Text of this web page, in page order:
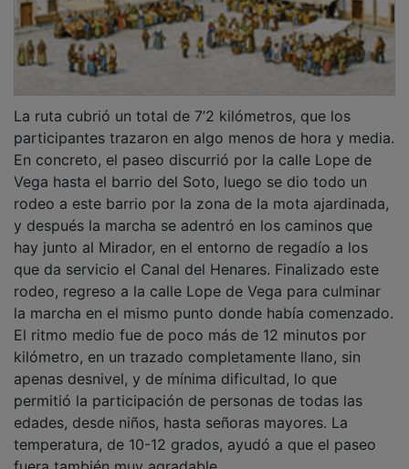
participantes trazaron en algo menos de hora y media.
En concreto, el paseo discurrió por la calle Lope de
Vega hasta el barrio del Soto, luego se dio todo un
rodeo a este barrio por la zona de la mota ajardinada,
y después la marcha se adentró en los caminos que
hay junto al Mirador, en el entorno de regadío a los
que da servicio el Canal del Henares. Finalizado este
rodeo, regreso a la calle Lope de Vega para culminar
la marcha en el mismo punto donde había comenzado.
El ritmo medio fue de poco más de 12 minutos por
kilómetro, en un trazado completamente llano, sin
apenas desnivel, y de mínima dificultad, lo que
permitió la participación de personas de todas las
edades, desde niños, hasta señoras mayores. La
temperatura, de 10-12 grados, ayudó a que el paseo
fuera también muy agradable.